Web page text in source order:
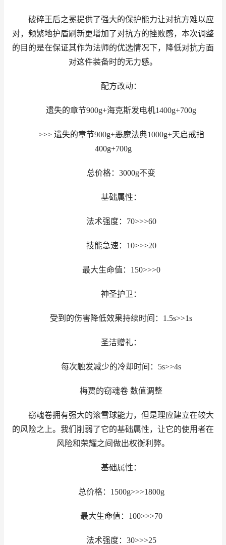
破碎王后之冕提供了强大的保护能力让对抗方难以应
对，频繁地护盾刷新更增加了对抗方的挫败感，本次调整
的目的是在保证其作为法师的优选情况下，降低对抗方面
对这件装备时的无力感。
配方改动：
遗失的章节900g+海克斯发电机1400g+700g
>>> 遗失的章节900g+恶魔法典1000g+天启戒指
400g+700g
总价格：3000g不变
基础属性：
法术强度：70>>>60
技能急速：10>>>20
最大生命值：150>>>0
神圣护卫：
受到的伤害降低效果持续时间：1.5s>>1s
圣洁赠礼：
每次触发减少的冷却时间：5s>>4s
梅贾的窃魂卷 数值调整
窃魂卷拥有强大的滚雪球能力，但是理应建立在较大
的风险之上。我们削弱了它的基础属性，让它的使用者在
风险和荣耀之间做出权衡利弊。
基础属性：
总价格：1500g>>>1800g
最大生命值：100>>>70
法术强度：30>>>25